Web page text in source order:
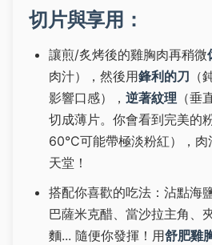
切片與享用：
讓煎/炙烤後的雞胸肉再稍微
肉汁），然後用鋒利的刀 （
影響口感）， 逆著紋理 （垂
切成薄片。你會看到完美的
60°C可能帶極淡粉紅），
天堂！
搭配你喜歡的吃法：沾點海
巴薩米克醋、當沙拉主角、
麵... 隨便你發揮！用舒肥雞